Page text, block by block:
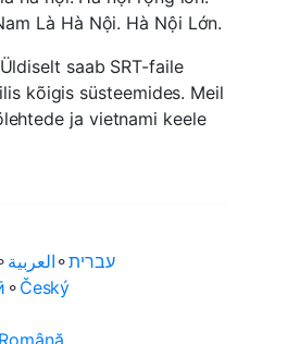
Là Hà Nội. Hà Nội Lớn.
saab SRT-faile
kõigis süsteemides. Meil
ja vietnami keele
العربية‏ ⚬עברית‏
⚬ Český
Română